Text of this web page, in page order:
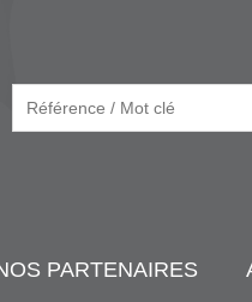
PARTENAIRES